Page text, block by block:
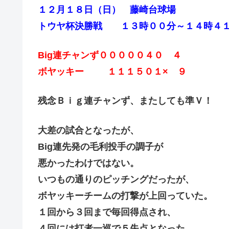
１２月１８日（日） 藤崎台球場
トウヤ杯決勝戦 １３時００分～１４時４
Big連チャンず０００００４０ ４
ボヤッキー １１１５０１× ９
残念Ｂｉｇ連チャンず、またしても準Ｖ！
大差の試合となったが、
Big連先発の毛利投手の調子が
悪かったわけではない。
いつもの通りのピッチングだったが、
ボヤッキーチームの打撃が上回っていた。
１回から３回まで毎回得点され、